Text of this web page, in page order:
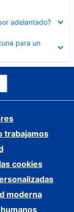
adelantado?
para un
trabajamos
cookies
moderna